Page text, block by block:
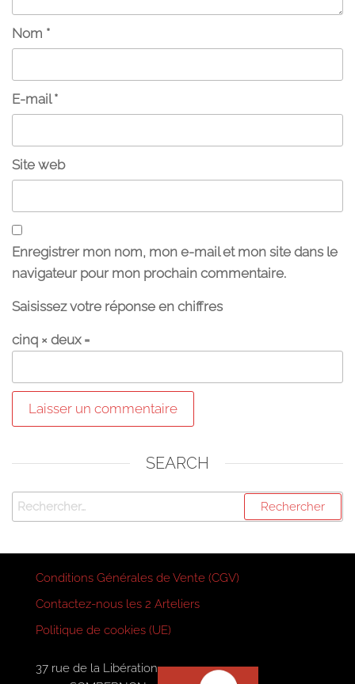
Nom *
E-mail*
Site web
Enregistrer mon nom, mon e-mail et mon site dans le
navigateur pour mon prochain commentaire.
Saisissez votre réponse en chiffres
cinq × deux =
SEARCH
Rechercher :
Conditions Générales de Vente (CGV)
Contactez-nous les 2 Arteliers
Politique de cookies (UE)
37 rue de la Libération